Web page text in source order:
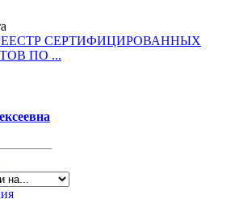
СЕРТИФИЦИРОВАННЫХ
ПО ...